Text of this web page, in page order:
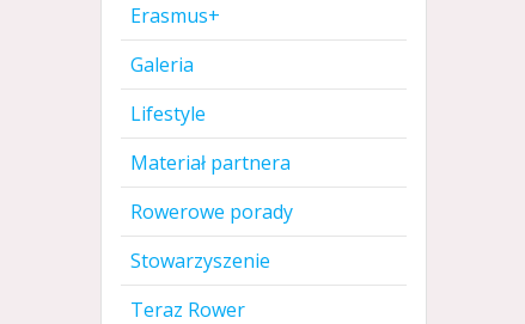
Erasmus+
Galeria
Lifestyle
Materiał partnera
Rowerowe porady
Stowarzyszenie
Teraz Rower